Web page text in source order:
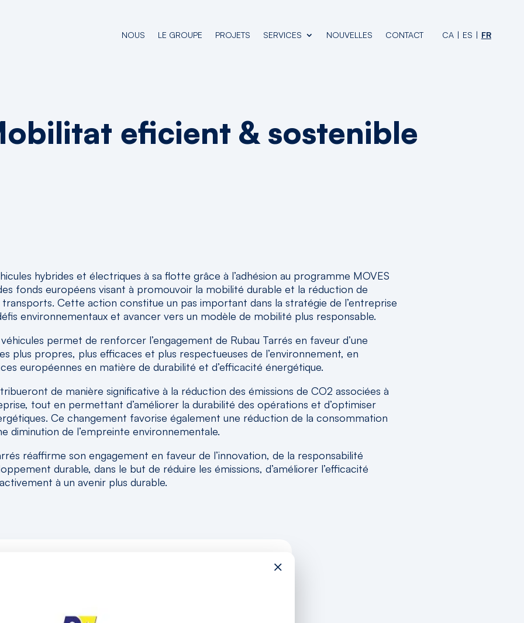
NOUS LE GROUPE PROJETS SERVICES NOUVELLES CONTACT CA ES FR
eficient & sostenible
hybrides et électriques à sa flotte grâce à l’adhésion au programme MOVES
fonds européens visant à promouvoir la mobilité durable et la réduction de
Cette action constitue un pas important dans la stratégie de l’entreprise
environnementaux et avancer vers un modèle de mobilité plus responsable.
permet de renforcer l’engagement de Rubau Tarrés en faveur d’une
plus propres, plus efficaces et plus respectueuses de l’environnement, en
européennes en matière de durabilité et d’efficacité énergétique.
de manière significative à la réduction des émissions de CO2 associées à
tout en permettant d’améliorer la durabilité des opérations et d’optimiser
Ce changement favorise également une réduction de la consommation
diminution de l’empreinte environnementale.
réaffirme son engagement en faveur de l’innovation, de la responsabilité
durable, dans le but de réduire les émissions, d’améliorer l’efficacité
à un avenir plus durable.
×